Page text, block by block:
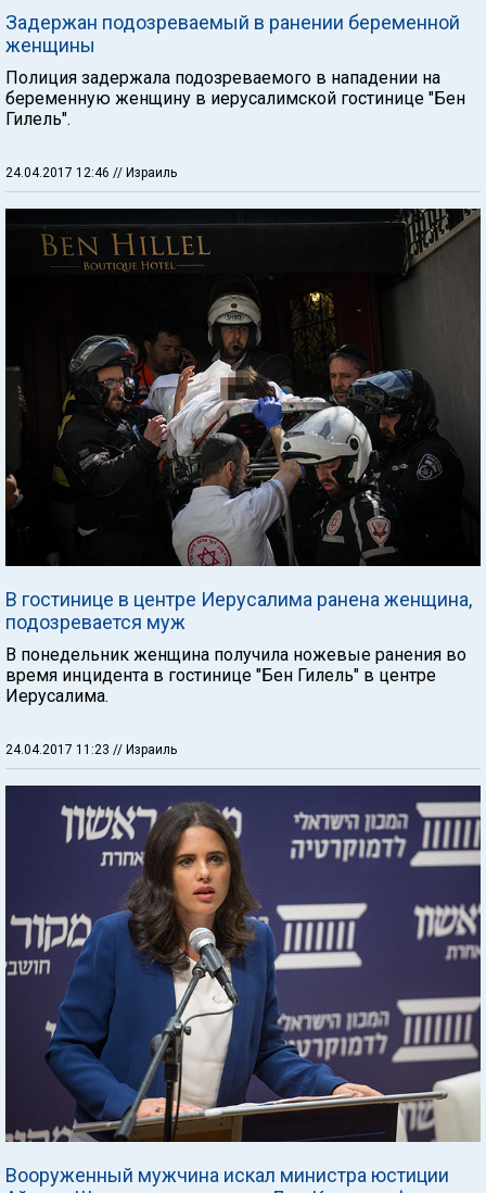
Задержан подозреваемый в ранении беременной
женщины
Полиция задержала подозреваемого в нападении на
беременную женщину в иерусалимской гостинице "Бен
Гилель".
24.04.2017 12:46 // Израиль
В гостинице в центре Иерусалима ранена женщина,
подозревается муж
В понедельник женщина получила ножевые ранения во
время инцидента в гостинице "Бен Гилель" в центре
Иерусалима.
24.04.2017 11:23 // Израиль
Вооруженный мужчина искал министра юстиции